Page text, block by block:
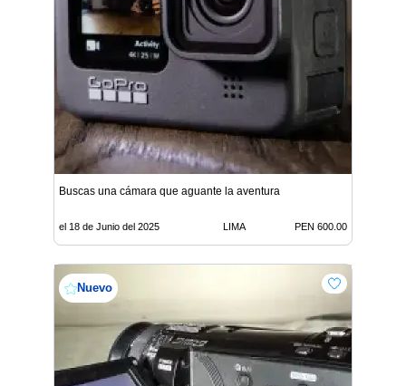
Buscas una cámara que aguante la aventura
el 18 de Junio del 2025 LIMA PEN 600.00
Nuevo